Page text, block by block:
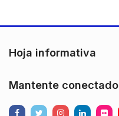
Hoja informativa
Mantente conectado